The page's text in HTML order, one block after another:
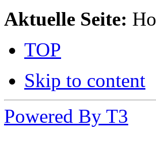
Aktuelle Seite:
TOP
Skip to content
Powered By T3